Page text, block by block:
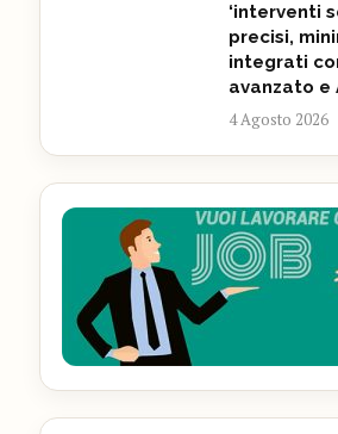
‘interventi
precisi,
integrati
avanzato e
4 Agosto 2026